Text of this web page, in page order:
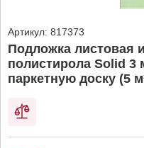
Артикул: 817373
Подложка листовая
полистирола Solid 3
паркетную доску (5